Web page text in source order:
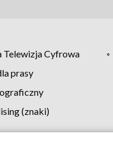
Telewizja Cyfrowa
prasy
(znaki)